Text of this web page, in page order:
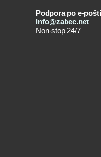
Podpora po e-pošti
info@zabec.net
Non-stop 24/7